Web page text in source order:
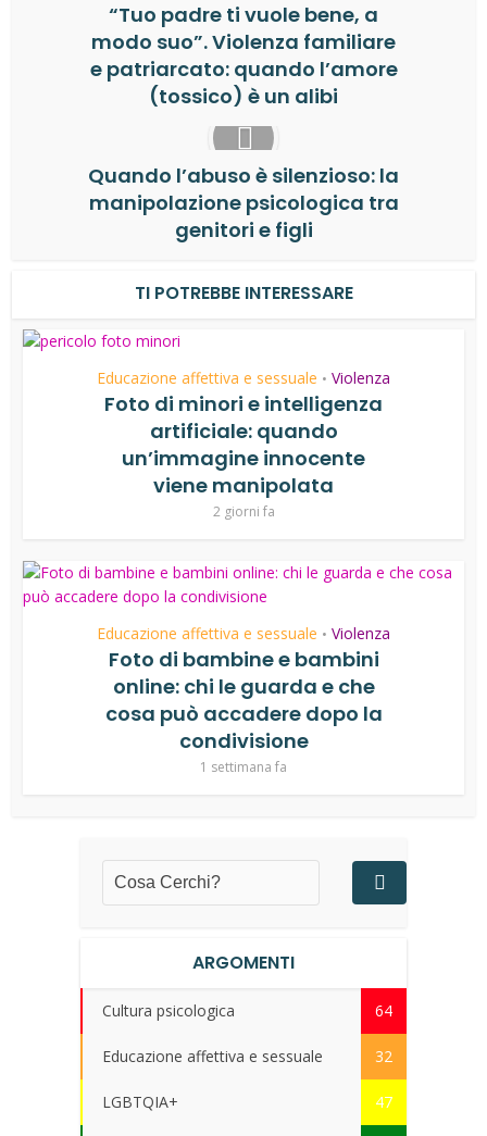
“Tuo padre ti vuole bene, a
modo suo”. Violenza familiare
e patriarcato: quando l’amore
(tossico) è un alibi
Quando l’abuso è silenzioso: la
manipolazione psicologica tra
genitori e figli
TI POTREBBE INTERESSARE
Educazione affettiva e sessuale • Violenza
Foto di minori e intelligenza
artificiale: quando
un’immagine innocente
viene manipolata
2 giorni fa
Educazione affettiva e sessuale • Violenza
Foto di bambine e bambini
online: chi le guarda e che
cosa può accadere dopo la
condivisione
1 settimana fa
ARGOMENTI
Cultura psicologica 64
Educazione affettiva e sessuale 32
LGBTQIA+ 47